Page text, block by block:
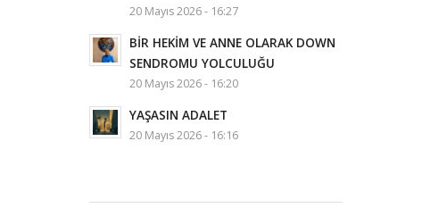
20 Mayıs 2026 - 16:27
BİR HEKİM VE ANNE OLARAK DOWN
SENDROMU YOLCULUĞU
20 Mayıs 2026 - 16:20
YAŞASIN ADALET
20 Mayıs 2026 - 16:16